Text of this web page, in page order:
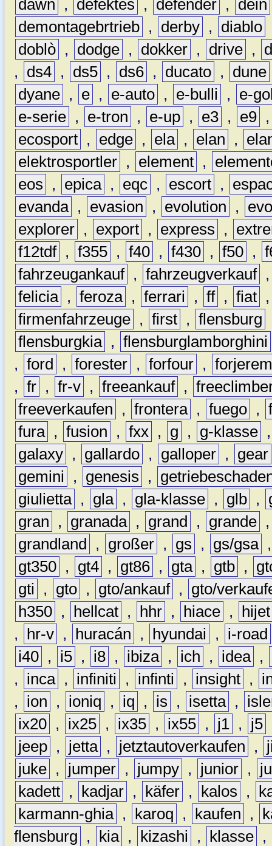
dawn , defektes , defender , dein
demontagebrtrieb , derby , diablo
doblò , dodge , dokker , drive ,
,
ds4 , ds5 , ds6 , ducato , dune
dyane , e , e-auto , e-bulli ,
e-
e-serie , e-tron , e-up , e3 , e9
ecosport , edge , ela , elan ,
elektrosportler , element ,
eos
, epica , eqc , escort ,
evanda , evasion , evolution ,
explorer , export , express ,
f12tdf , f355 , f40 , f430 , f50 ,
fahrzeugankauf , fahrzeugverkauf
felicia , feroza , ferrari , ff , fiat
firmenfahrzeuge , first , flensburg
flensburgkia , flensburglamborghini
, ford , forester , forfour ,
, fr , fr-v , freeankauf ,
freeverkaufen
, frontera , fuego ,
fura , fusion , fxx , g , g-klasse
galaxy , gallardo , galloper ,
gear
gemini
, genesis ,
giulietta , gla , gla-klasse , glb ,
gran
, granada , grand , grande
grandland
, großer , gs , gs/gsa
gt350 , gt4 , gt86 , gta , gtb ,
gti
, gto , gto/ankauf ,
gto/
h350 , hellcat , hhr , hiace ,
hijet
,
hr-v , huracán , hyundai ,
i-road
i40 , i5 , i8 , ibiza , ich , idea ,
,
inca , infiniti , infinti , insight ,
,
ion , ioniq , iq , is , isetta ,
ix20 , ix25 , ix35 , ix55 , j1 , j5
jeep , jetta , jetztautoverkaufen ,
juke , jumper , jumpy , junior ,
kadett , kadjar , käfer , kalos ,
karmann-ghia , karoq , kaufen ,
flensburg
, kia , kizashi , klasse ,